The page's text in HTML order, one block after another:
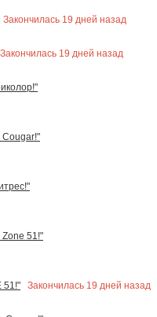
Закончилась 19 дней назад
Закончилась 19 дней назад
51!"
51!"
Закончилась 19 дней назад